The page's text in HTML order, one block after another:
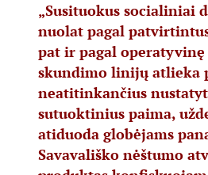
„Susituokus socialiniai
nuolat pagal
pat ir pagal
skundimo linijų atlieka
neatitinkančius
sutuoktinius paima,
atiduoda globėjams
Savavališko nėštumo